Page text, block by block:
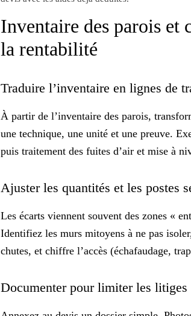
Inventaire des parois et
la rentabilité
Traduire l’inventaire en lignes de
À partir de l’inventaire des parois,
une technique, une unité et une preuve.
puis traitement des fuites d’air et mise à
Ajuster les quantités et les postes
Les écarts viennent souvent des zones «
Identifiez les murs mitoyens à ne pas
chutes, et chiffre l’accès (échafaudage,
Documenter pour limiter les litiges